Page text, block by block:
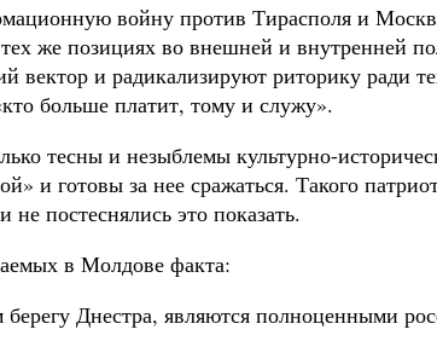
войну против Тирасполя и
же позициях во внешней и внутренней
и радикализируют риторику ради
больше платит, тому и служу».
тесны и незыблемы культурно-
и готовы за нее сражаться. Такого
постеснялись это показать.
в Молдове факта:
Днестра, являются полноценными